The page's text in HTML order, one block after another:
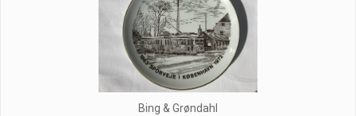
Bing & Grøndahl